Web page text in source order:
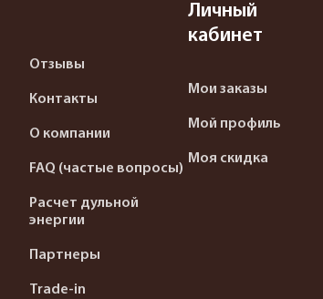
Отзывы
Контакты
О компании
FAQ (частые вопросы)
Расчет дульной
энергии
Партнеры
Trade-in
Личный
кабинет
Мои заказы
Мой профиль
Моя скидка